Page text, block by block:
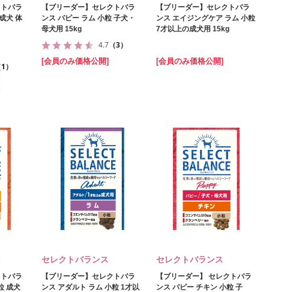
バラ
犬 体
1）
【ブリーダー】セレクトバラ
ンス パピー ラム 小粒 子犬・
母犬用 15kg
4.7 （3）
[会員のみ価格公開]
【ブリーダー】セレクトバラ
ンス エイジングケア ラム 小粒
7才以上の成犬用 15kg
[会員のみ価格公開]
バラ
成犬
セレクトバランス
【ブリーダー】セレクトバラ
ンス アダルト ラム 小粒 1才以
セレクトバランス
【ブリーダー】 セレクトバラ
ンス パピー チキン 小粒 子